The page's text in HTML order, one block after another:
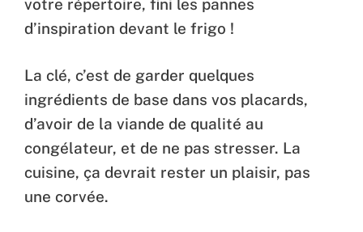
votre répertoire, fini les pannes
d’inspiration devant le frigo !
La clé, c’est de garder quelques
ingrédients de base dans vos placards,
d’avoir de la viande de qualité au
congélateur, et de ne pas stresser. La
cuisine, ça devrait rester un plaisir, pas
une corvée.